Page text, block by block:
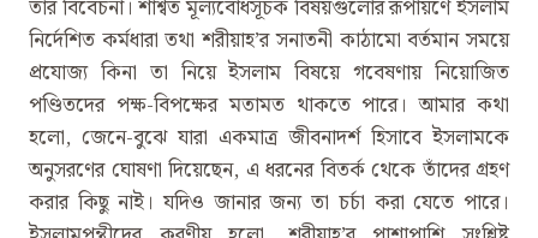
তার বিবেচনা। শাশ্বত মূল্যবোধসূচক বিষয়গুলোর রূপায়ণে ইসলাম
নির্দেশিত কর্মধারা তথা শরীয়াহ’র সনাতনী কাঠামো বর্তমান সময়ে
প্রযোজ্য কিনা তা নিয়ে ইসলাম বিষয়ে গবেষণায় নিয়োজিত
পণ্ডিতদের পক্ষ-বিপক্ষের মতামত থাকতে পারে। আমার কথা
হলো, জেনে-বুঝে যারা একমাত্র জীবনাদর্শ হিসাবে ইসলামকে
অনুসরণের ঘোষণা দিয়েছেন, এ ধরনের বিতর্ক থেকে তাঁদের গ্রহণ
করার কিছু নাই। যদিও জানার জন্য তা চর্চা করা যেতে পারে।